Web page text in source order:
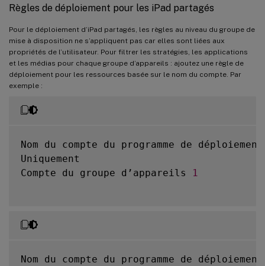
Règles de déploiement pour les iPad partagés
Pour le déploiement d’iPad partagés, les règles au niveau du groupe de
mise à disposition ne s’appliquent pas car elles sont liées aux
propriétés de l’utilisateur. Pour filtrer les stratégies, les applications
et les médias pour chaque groupe d’appareils : ajoutez une règle de
déploiement pour les ressources basée sur le nom du compte. Par
exemple :
Nom du compte du programme de
Uniquement
Compte du groupe d’appareils
1
Nom du compte du programme de